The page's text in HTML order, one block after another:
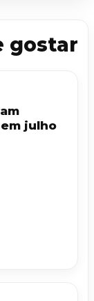
gostar
julho